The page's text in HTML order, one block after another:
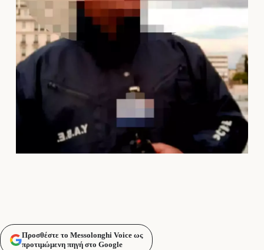
Προσθέστε το Messolonghi Voice ως
προτιμώμενη πηγή στο Google